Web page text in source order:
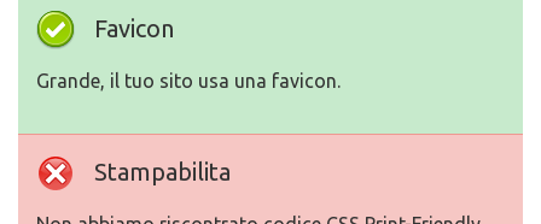
Favicon
Grande, il tuo sito usa una favicon.
Stampabilita